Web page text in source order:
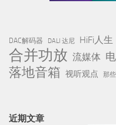
DAC解码器 DALI 达尼 HiFi人生
合并功放 流媒体
落地音箱 视听观点 那
近期文章